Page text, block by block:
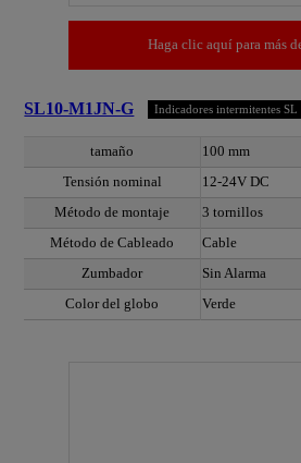
Haga clic aquí para más
SL10-M1JN-G Indicadores intermitentes SL
tamaño
100 mm
Tensión nominal
12-24V DC
Método de montaje
3 tornillos
Método de Cableado
Cable
Zumbador
Sin Alarma
Color del globo
Verde